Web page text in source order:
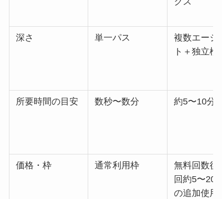
深さ 単一パス
複数エージ
ト＋独立検
所要時間の目安 数秒〜数分 約5〜10分
価格・枠 通常利用枠
無料回数後
回約5〜20
の追加使用